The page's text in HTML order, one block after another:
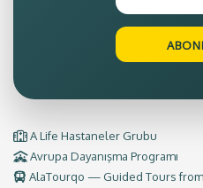
A Life Hastaneler Grubu
Avrupa Dayanışma Programı
AlaTourqo — Guided Tours